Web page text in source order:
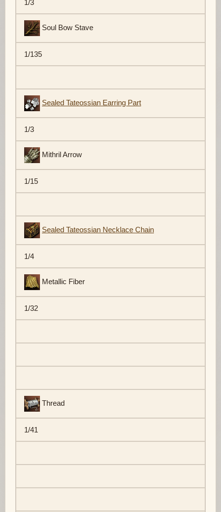
1/3
Soul Bow Stave
1/135
Sealed Tateossian Earring Part
1/3
Mithril Arrow
1/15
Sealed Tateossian Necklace Chain
1/4
Metallic Fiber
1/32
Thread
1/41